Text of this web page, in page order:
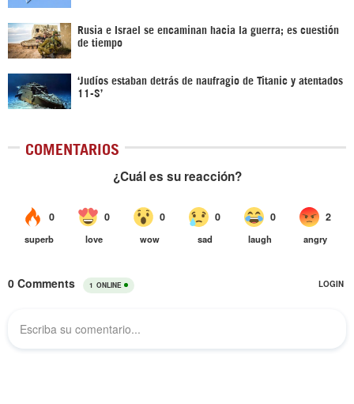
Rusia e Israel se encaminan hacia la guerra; es cuestión
de tiempo
‘Judíos estaban detrás de naufragio de Titanic y atentados
11-S’
COMENTARIOS